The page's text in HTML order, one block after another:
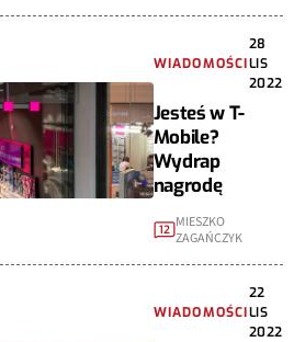
WIADOMOŚCI
28
LIS
2022
Jesteś w T-
Mobile?
Wydrap
nagrodę
12 MIESZKO
ZAGAŃCZYK
WIADOMOŚCI
22
LIS
2022